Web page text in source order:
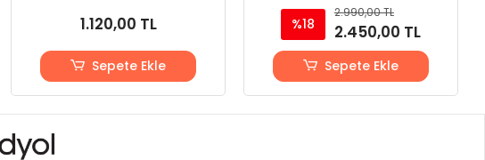
1.120,00 TL
Sepete Ekle
%18
2.990,00 TL
2.450,00 TL
Sepete Ekle